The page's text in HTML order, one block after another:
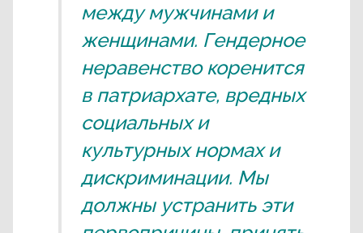
между мужчинами и
женщинами. Гендерное
неравенство коренится
в патриархате, вредных
социальных и
культурных нормах и
дискриминации. Мы
должны устранить эти